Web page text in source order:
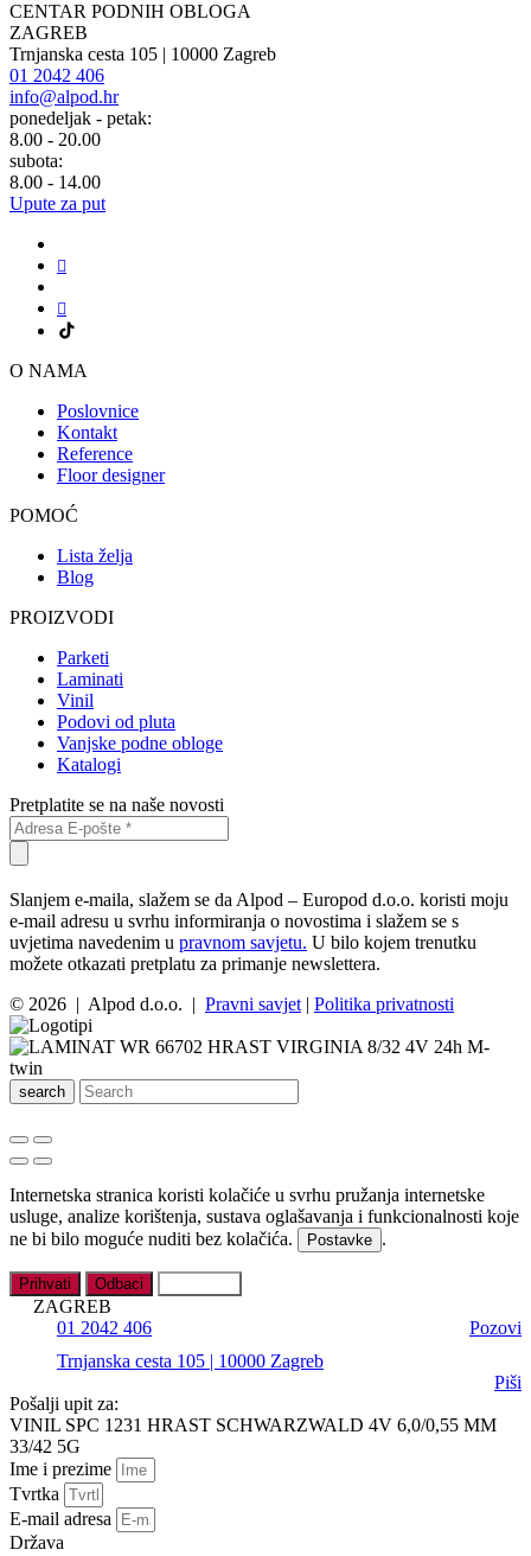
CENTAR PODNIH OBLOGA
ZAGREB
Trnjanska cesta 105 | 10000 Zagreb
01 2042 406
info@alpod.hr
ponedeljak - petak:
8.00 - 20.00
subota:
8.00 - 14.00
Upute za put
O NAMA
Poslovnice
Kontakt
Reference
Floor designer
POMOĆ
Lista želja
Blog
PROIZVODI
Parketi
Laminati
Vinil
Podovi od pluta
Vanjske podne obloge
Katalogi
Pretplatite se na naše novosti
Slanjem e-maila, slažem se da Alpod – Europod d.o.o. koristi moju
e-mail adresu u svrhu informiranja o novostima i slažem se s
uvjetima navedenim u pravnom savjetu. U bilo kojem trenutku
možete otkazati pretplatu za primanje newslettera.
© 2026 | Alpod d.o.o. | Pravni savjet | Politika privatnosti
search
Internetska stranica koristi kolačiće u svrhu pružanja internetske
usluge, analize korištenja, sustava oglašavanja i funkcionalnosti koje
ne bi bilo moguće nuditi bez kolačića.
Postavke .
Prihvati Odbaci
ZAGREB
01 2042 406
Pozovi
Trnjanska cesta 105 | 10000 Zagreb
Piši
Pošalji upit za:
VINIL SPC 1231 HRAST SCHWARZWALD 4V 6,0/0,55 MM
33/42 5G
Ime i prezime
Tvrtka
E-mail adresa
Država